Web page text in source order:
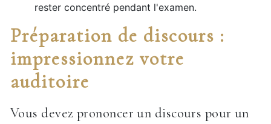
rester concentré pendant l'examen.
Préparation de discours :
impressionnez votre
auditoire
Vous devez prononcer un discours pour un